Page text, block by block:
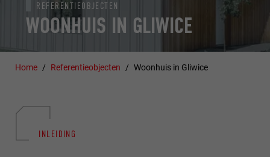
WOONHUIS IN GLIWICE
REFERENTIEOBJECTEN
Home Referentieobjecten Woonhuis in Gliwice
INLEIDING